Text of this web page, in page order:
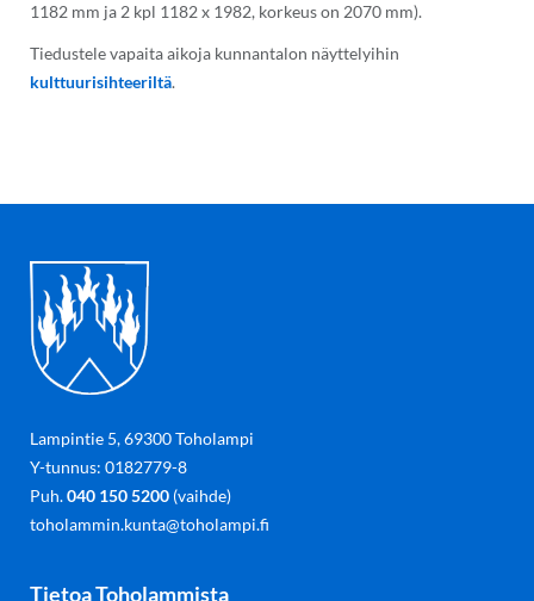
1182 mm ja 2 kpl 1182 x 1982, korkeus on 2070 mm).
Tiedustele vapaita aikoja kunnantalon näyttelyihin
kulttuurisihteeriltä.
Lampintie 5, 69300 Toholampi
Y-tunnus: 0182779-8
Puh.040 150 5200(vaihde)
toholammin.kunta@toholampi.fi
Tietoa Toholammista